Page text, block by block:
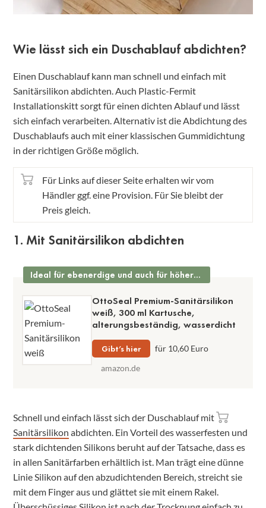
Wie lässt sich ein Duschablauf abdichten?
Einen Duschablauf kann man schnell und einfach mit
Sanitärsilikon abdichten. Auch Plastic-Fermit
Installationskitt sorgt für einen dichten Ablauf und lässt
sich einfach verarbeiten. Alternativ ist die Abdichtung des
Duschablaufs auch mit einer klassischen Gummidichtung
in der richtigen Größe möglich.
Für Links auf dieser Seite erhalten wir vom
Händler ggf. eine Provision. Für Sie bleibt der
Preis gleich.
1. Mit Sanitärsilikon abdichten
Ideal für ebenerdige und auch für höhergelegene Abläufe
OttoSeal Premium-Sanitärsilikon
weiß, 300 ml Kartusche,
alterungsbeständig, wasserdicht
Gibt’s hier
für 10,60 Euro
amazon.de
Schnell und einfach lässt sich der Duschablauf mit
Sanitärsilikon abdichten. Ein Vorteil des wasserfesten und
stark dichtenden Silikons beruht auf der Tatsache, dass es
in allen Sanitärfarben erhältlich ist. Man trägt eine dünne
Linie Silikon auf den abzudichtenden Bereich, streicht sie
mit dem Finger aus und glättet sie mit einem Rakel.